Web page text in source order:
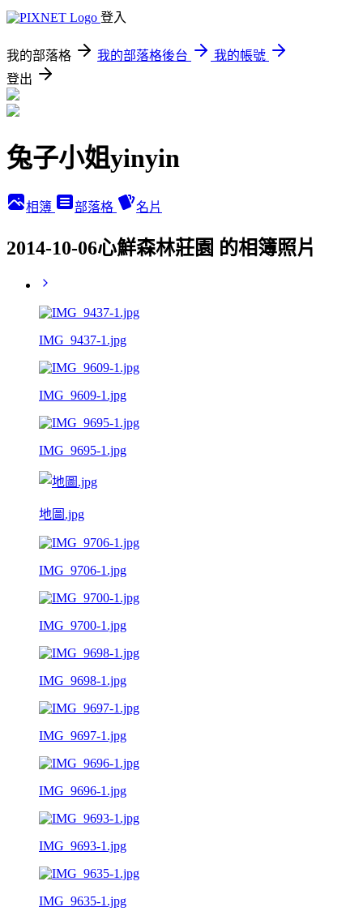
登入
我的部落格 我的部落格後台
我的帳號
登出
兔子小姐yinyin
相簿 部落格 名片
2014-10-06心鮮森林莊園 的相簿照片
IMG_9437-1.jpg
IMG_9609-1.jpg
IMG_9695-1.jpg
地圖.jpg
IMG_9706-1.jpg
IMG_9700-1.jpg
IMG_9698-1.jpg
IMG_9697-1.jpg
IMG_9696-1.jpg
IMG_9693-1.jpg
IMG_9635-1.jpg